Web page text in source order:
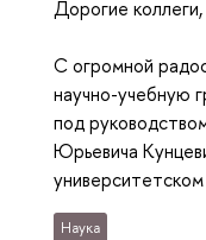
Дорогие
С огромной
научно-учебную
под
Юрьевича
Наука